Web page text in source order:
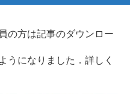
の方は記事のダウンロー
うになりました．詳しく